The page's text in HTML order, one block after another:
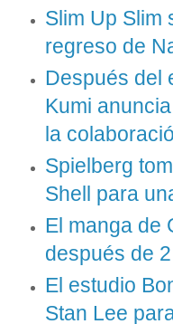
Slim Up Slim
regreso de
Después del
Kumi
la
Spielberg
Shell para
El manga de
después de
El estudio
Stan Lee